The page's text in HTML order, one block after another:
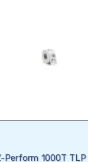
Perform 1000T